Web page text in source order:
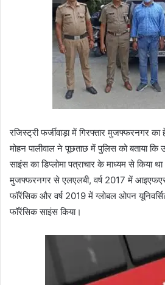
रजिस्ट्री फर्जीवाड़ा में गिरफ्तार मुजफ्फरनगर
मोहन पालीवाल ने पूछताछ में पुलिस को बताया
साइंस का डिप्लोमा पत्राचार के माध्यम से किया
मुजफ्फरनगर से एलएलबी, वर्ष 2017 में
फॉरेंसिक और वर्ष 2019 में ग्लोबल ओपन
फॉरेंसिक साइंस किया।